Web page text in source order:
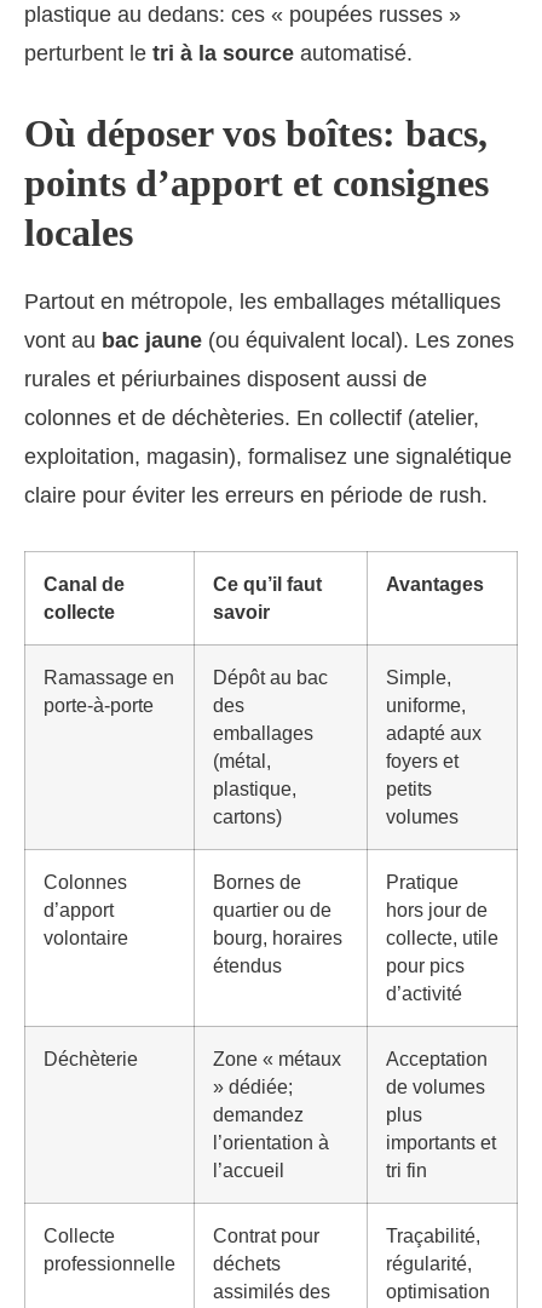
plastique au dedans: ces « poupées russes »
perturbent le tri à la source automatisé.
Où déposer vos boîtes: bacs,
points d’apport et consignes
locales
Partout en métropole, les emballages métalliques
vont au bac jaune (ou équivalent local). Les zones
rurales et périurbaines disposent aussi de
colonnes et de déchèteries. En collectif (atelier,
exploitation, magasin), formalisez une signalétique
claire pour éviter les erreurs en période de rush.
Canal de
collecte
Ce qu’il faut
savoir
Avantages
Ramassage en
porte-à-porte
Dépôt au bac
des
emballages
(métal,
plastique,
cartons)
Simple,
uniforme,
adapté aux
foyers et
petits
volumes
Colonnes
d’apport
volontaire
Bornes de
quartier ou de
bourg, horaires
étendus
Pratique
hors jour de
collecte, utile
pour pics
d’activité
Déchèterie
Zone « métaux
» dédiée;
demandez
l’orientation à
l’accueil
Acceptation
de volumes
plus
importants et
tri fin
Collecte
professionnelle
Contrat pour
déchets
assimilés des
Traçabilité,
régularité,
optimisation